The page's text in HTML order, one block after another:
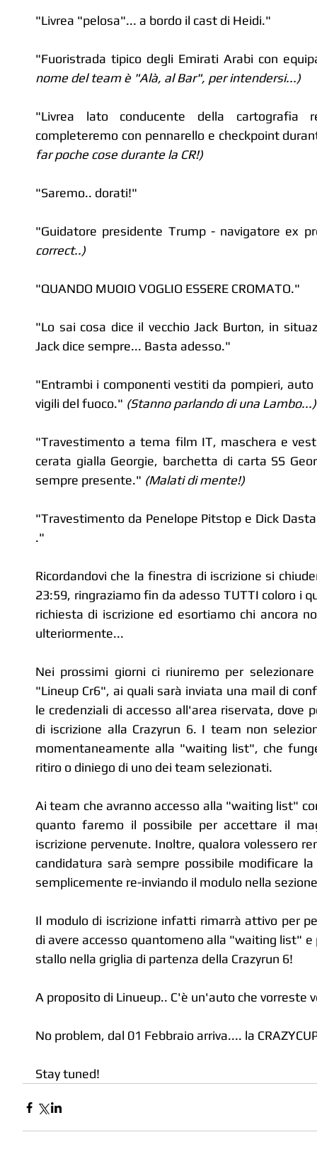
"Livrea "pelosa"... a bordo il cast di Heidi."
"Fuoristrada tipico degli Emirati Arabi con
nome del team è "Alà, al Bar", per intendersi...)
"Livrea lato conducente della cartografia
completeremo con pennarello e checkpoint
far poche cose durante la CR!)
"Saremo.. dorati!"
"Guidatore presidente Trump - navigatore ex
correct..)
"QUANDO MUOIO VOGLIO ESSERE CROMATO."
"Lo sai cosa dice il vecchio Jack Burton, in
Jack dice sempre... Basta adesso."
"Entrambi i componenti vestiti da pompieri,
vigili del fuoco." (Stanno parlando di una Lambo...)
"Travestimento a tema film IT, maschera e
cerata gialla Georgie, barchetta di carta SS
sempre presente." (Malati di mente!)
"Travestimento da Penelope Pitstop e Dick
."
Ricordandovi che la finestra di iscrizione si
23:59, ringraziamo fin da adesso TUTTI coloro i
richiesta di iscrizione ed esortiamo chi ancora
ulteriormente...
Nei prossimi giorni ci riuniremo per
"Lineup Cr6", ai quali sarà inviata una mail di
le credenziali di accesso all'area riservata, dove
di iscrizione alla Crazyrun 6. I team non
momentaneamente alla "waiting list", che
ritiro o diniego di uno dei team selezionati.
Ai team che avranno accesso alla "waiting list"
quanto faremo il possibile per accettare il
iscrizione pervenute. Inoltre, qualora volessero
candidatura sarà sempre possibile modificare
semplicemente re-inviando il modulo nella
Il modulo di iscrizione infatti rimarrà attivo per
di avere accesso quantomeno alla "waiting list" e
stallo nella griglia di partenza della Crazyrun 6!
A proposito di Linueup.. C'è un'auto che vorreste
No problem, dal 01 Febbraio arriva.... la
Stay tuned!